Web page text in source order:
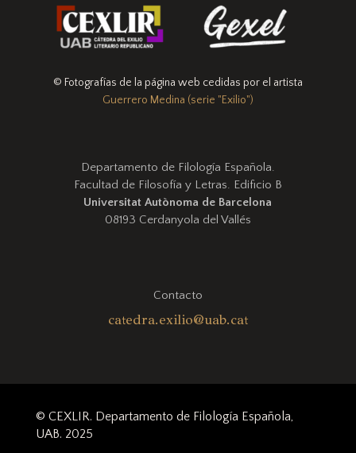
© Fotografías de la página web cedidas por el artista
Guerrero Medina (serie "Exilio")
Departamento de Filología Española.
Facultad de Filosofía y Letras. Edificio B
Universitat Autònoma de Barcelona
08193 Cerdanyola del Vallés
Contacto
catedra.exilio@uab.cat
© CEXLIR. Departamento de Filología Española,
UAB. 2025